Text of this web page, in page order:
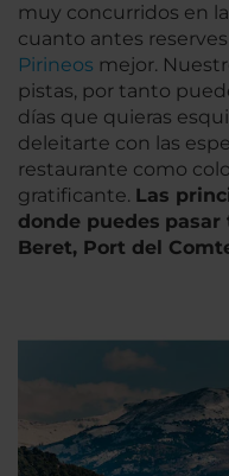
muy concurridos en
cuanto antes
Pirineos mejor.
pistas, por tanto
días que quieras
deleitarte con las
restaurante como
gratificante. Las
donde puedes pasar
Beret, Port del